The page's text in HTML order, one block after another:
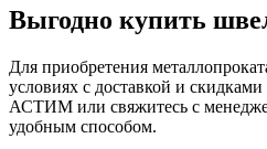
Выгодно купить
Для приобретения
условиях с доставкой и скидками
АСТИМ или свяжитесь с
удобным способом.